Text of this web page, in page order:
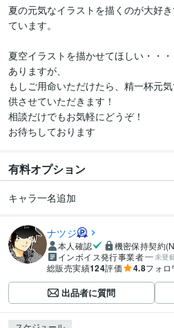
夏の元気なイラストを描くのが大好
ています。
夏空イラストを描かせてほしい・・
ありますが、
もしご用命いただけたら、精一杯元
供させていただきます！
相談だけでもお気軽にどうぞ！
お待ちしております
有料オプション
キャラ一名追加
ナツジ
本人確認
機密保持契約
インボイス発行事業者
未登
総販売実績124評価 4.8フォロ
出品者に質問